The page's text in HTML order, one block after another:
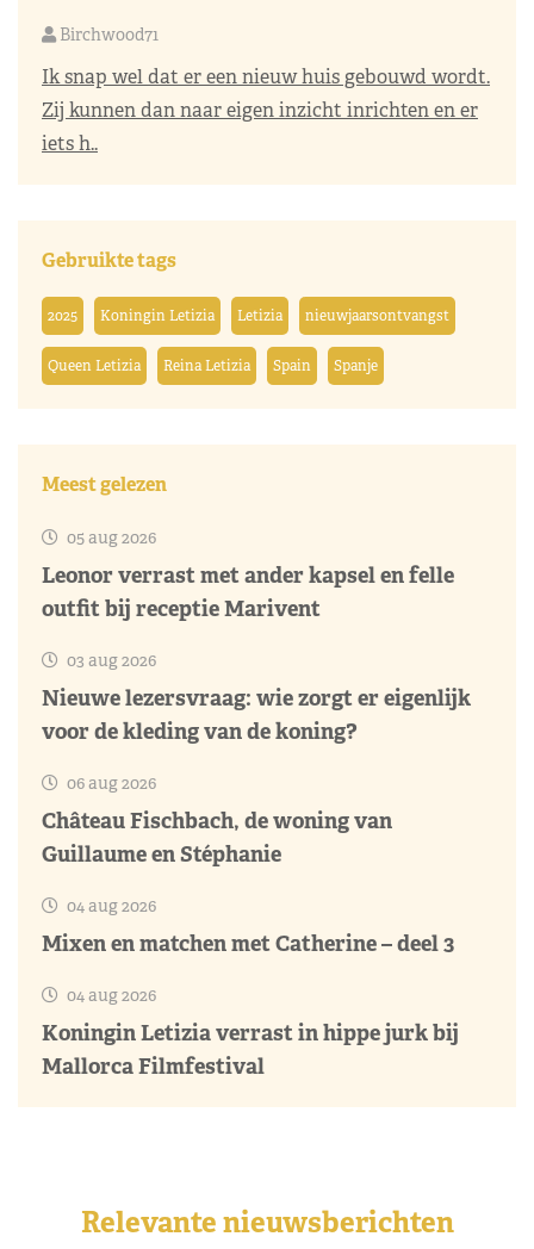
Birchwood71
Ik snap wel dat er een nieuw huis gebouwd wordt.
Zij kunnen dan naar eigen inzicht inrichten en er
iets h..
Gebruikte tags
2025 Koningin Letizia Letizia nieuwjaarsontvangst
Queen Letizia Reina Letizia Spain Spanje
Meest gelezen
05 aug 2026
Leonor verrast met ander kapsel en felle
outfit bij receptie Marivent
03 aug 2026
Nieuwe lezersvraag: wie zorgt er eigenlijk
voor de kleding van de koning?
06 aug 2026
Château Fischbach, de woning van
Guillaume en Stéphanie
04 aug 2026
Mixen en matchen met Catherine – deel 3
04 aug 2026
Koningin Letizia verrast in hippe jurk bij
Mallorca Filmfestival
Relevante nieuwsberichten